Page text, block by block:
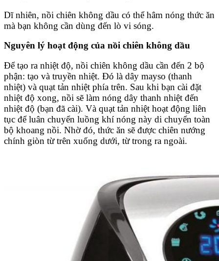
Dĩ nhiên, nồi chiên không dầu có thể hâm nóng thức ăn
mà bạn không cần dùng đến lò vi sóng.
Nguyên lý hoạt động của nồi chiên không dầu
Để tạo ra nhiệt độ, nồi chiên không dầu cần đến 2 bộ
phận: tạo và truyền nhiệt. Đó là dây mayso (thanh
nhiệt) và quạt tản nhiệt phía trên. Sau khi bạn cài đặt
nhiệt độ xong, nồi sẽ làm nóng dây thanh nhiệt đến
nhiệt độ (bạn đã cài). Và quạt tản nhiệt hoạt động liên
tục để luân chuyển luồng khí nóng này di chuyển toàn
bộ khoang nồi. Nhờ đó, thức ăn sẽ được chiên nướng
chính giòn từ trên xuống dưới, từ trong ra ngoài.